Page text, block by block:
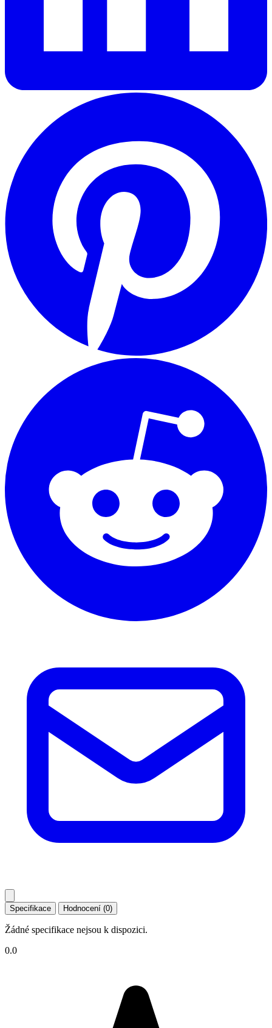
Specifikace Hodnocení (0)
Žádné specifikace nejsou k dispozici.
0.0